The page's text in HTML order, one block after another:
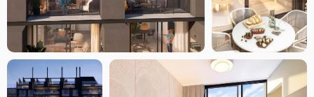
Сoworking-пространство и meeting
room для работы и встреч
Детская игровая площадка